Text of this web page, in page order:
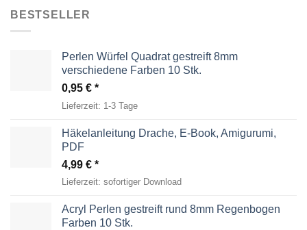
BESTSELLER
Perlen Würfel Quadrat gestreift 8mm
verschiedene Farben 10 Stk.
0,95 €
Lieferzeit: 1-3 Tage
Häkelanleitung Drache, E-Book, Amigurumi,
PDF
4,99 €
Lieferzeit: sofortiger Download
Acryl Perlen gestreift rund 8mm Regenbogen
Farben 10 Stk.